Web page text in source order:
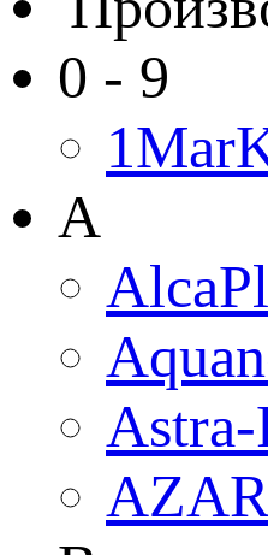
0 - 9
A